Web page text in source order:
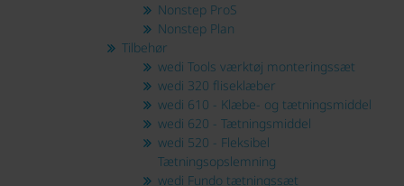
Nonstep ProS
Nonstep Plan
Tilbehør
wedi Tools værktøj monteringssæt
wedi 320 fliseklæber
wedi 610 - Klæbe- og tætningsmiddel
wedi 620 - Tætningsmiddel
wedi 520 - Fleksibel
Tætningsopslemning
wedi Fundo tætningssæt